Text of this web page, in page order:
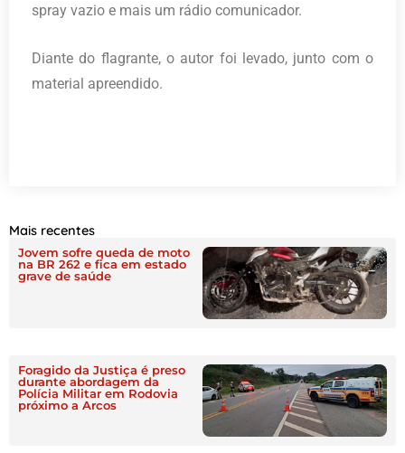
spray vazio e mais um rádio comunicador.
Diante do flagrante, o autor foi levado, junto com o
material apreendido.
Mais recentes
Jovem sofre queda de moto
na BR 262 e fica em estado
grave de saúde
Foragido da Justiça é preso
durante abordagem da
Polícia Militar em Rodovia
próximo a Arcos